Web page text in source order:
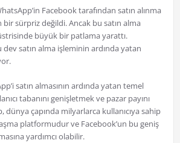
Facebook tarafından satın alınma
sürpriz değildi. Ancak bu satın alma
büyük bir patlama yarattı.
satın alma işleminin ardında yatan
satın almasının ardında yatan temel
tabanını genişletmek ve pazar payını
dünya çapında milyarlarca kullanıcıya sahip
platformudur ve Facebook’un bu geniş
yardımcı olabilir.